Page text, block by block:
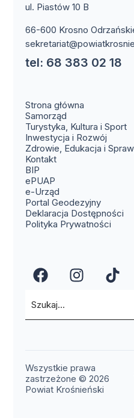
ul. Piastów 10 B
66-600 Krosno
tel: 68 383 02 18
Strona główna
Samorząd
Turystyka, Kultura i Sport
Inwestycja i Rozwój
Zdrowie, Edukacja i
Kontakt(otwiera się w
BIP
ePUAP
e-Urząd
Portal Geodezyjny
Deklaracja Dostępności
Polityka Prywatności
(otwiera się
Wszystkie prawa
zastrzeżone © 2026
Powiat Krośnieński